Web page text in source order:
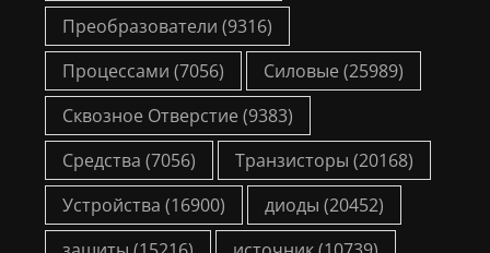
Преобразователи (9316)
Процессами (7056) Силовые (25989)
Сквозное Отверстие (9383)
Средства (7056) Транзисторы (20168)
Устройства (16900) диоды (20452)